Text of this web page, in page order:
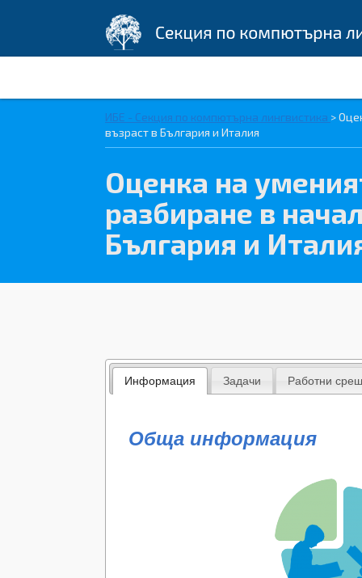
ИБЕ - Секция по компютърна лингвистика >
възраст в България и Италия
Оценка на
разбиране в
България и
Информация Задачи Работни
Обща информация